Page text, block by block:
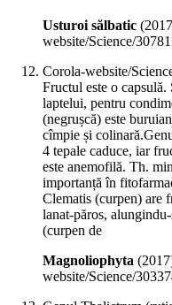
Usturoi sălbatic (2017
website/Science/
Corola-website/
Fructul este o
laptelui, pentru
(negrușcă) este
cîmpie și
4 tepale caduce, iar
este anemofilă. Th.
importanță în
Clematis (curpen) are
lanat-păros,
(curpen de
Magnoliophyta (2017
website/Science/